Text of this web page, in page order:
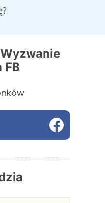
FB